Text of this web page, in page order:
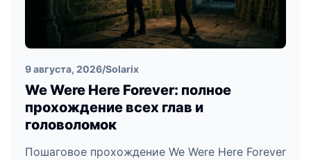
9 августа, 2026/Solarix
We Were Here Forever: полное
прохождение всех глав и
головоломок
Пошаговое прохождение We Were Here Forever